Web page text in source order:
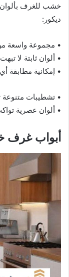
خشب للغرف بألوان
ديكور:
• مجموعة واسعة من
• ألوان ثابتة لا
• إمكانية مطابقة
• تشطيبات متنوعة
• ألوان عصرية تواكب
أبواب غرف